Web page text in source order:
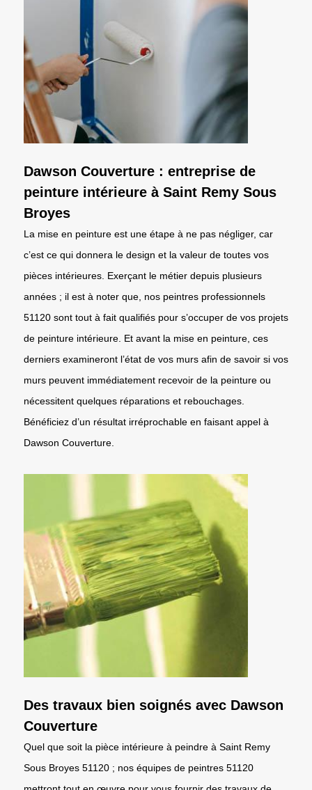
Dawson Couverture : entreprise de
peinture intérieure à Saint Remy Sous
Broyes
La mise en peinture est une étape à ne pas négliger, car
c’est ce qui donnera le design et la valeur de toutes vos
pièces intérieures. Exerçant le métier depuis plusieurs
années ; il est à noter que, nos peintres professionnels
51120 sont tout à fait qualifiés pour s’occuper de vos projets
de peinture intérieure. Et avant la mise en peinture, ces
derniers examineront l’état de vos murs afin de savoir si vos
murs peuvent immédiatement recevoir de la peinture ou
nécessitent quelques réparations et rebouchages.
Bénéficiez d’un résultat irréprochable en faisant appel à
Dawson Couverture.
Des travaux bien soignés avec Dawson
Couverture
Quel que soit la pièce intérieure à peindre à Saint Remy
Sous Broyes 51120 ; nos équipes de peintres 51120